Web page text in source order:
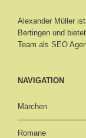
Alexander Müller
Bertingen und
Team als SEO
NAVIGATION
Märchen
Romane